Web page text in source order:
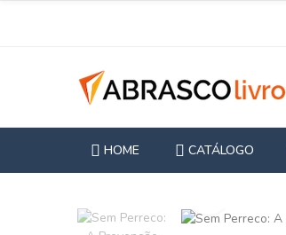
HOME CATÁLOGO